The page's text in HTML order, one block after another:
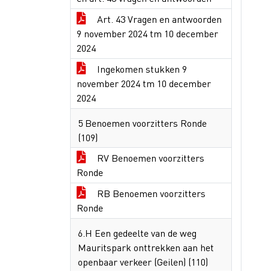
Art. 43 Vragen en antwoorden
9 november 2024 tm 10 december
2024
Ingekomen stukken 9
november 2024 tm 10 december
2024
5 Benoemen voorzitters Ronde
(109)
RV Benoemen voorzitters
Ronde
RB Benoemen voorzitters
Ronde
6.H Een gedeelte van de weg
Mauritspark onttrekken aan het
openbaar verkeer (Geilen) (110)